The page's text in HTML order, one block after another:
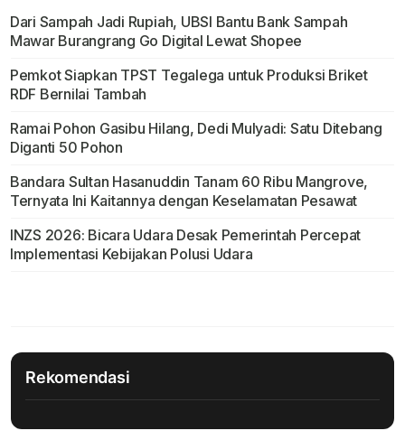
Dari Sampah Jadi Rupiah, UBSI Bantu Bank Sampah
Mawar Burangrang Go Digital Lewat Shopee
Pemkot Siapkan TPST Tegalega untuk Produksi Briket
RDF Bernilai Tambah
Ramai Pohon Gasibu Hilang, Dedi Mulyadi: Satu Ditebang
Diganti 50 Pohon
Bandara Sultan Hasanuddin Tanam 60 Ribu Mangrove,
Ternyata Ini Kaitannya dengan Keselamatan Pesawat
INZS 2026: Bicara Udara Desak Pemerintah Percepat
Implementasi Kebijakan Polusi Udara
Rekomendasi